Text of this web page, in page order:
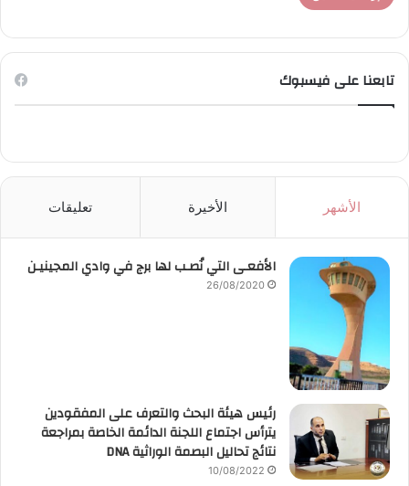
تابعنا على فيسبوك
الأشهر الأخيرة تعليقات
الأفعـى التي نُصـب لها برج في وادي المجينيـن
26/08/2020
رئيس هيئة البحث والتعرف على المفقودين
يترأس اجتماع اللجنة الدائمة الخاصة بمراجعة
نتائج تحاليل البصمة الوراثية DNA
10/08/2022